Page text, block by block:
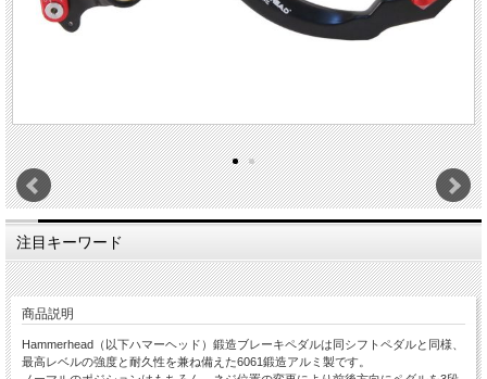
注目キーワード
商品説明
Hammerhead（以下ハマーヘッド）鍛造ブレーキペダルは同シフトペダルと同様、
最高レベルの強度と耐久性を兼ね備えた6061鍛造アルミ製です。